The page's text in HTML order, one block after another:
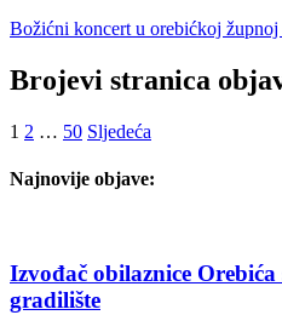
Božićni koncert u orebićkoj
Brojevi stranica
1 2 … 50 Sljedeća
Najnovije objave:
Izvođač obilaznice Orebića
gradilište